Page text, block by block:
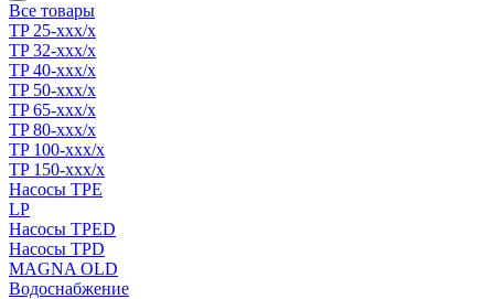
Все товары
TP 25-xxx/x
TP 32-xxx/x
TP 40-xxx/x
TP 50-xxx/x
TP 65-xxx/x
TP 80-xxx/x
TP 100-xxx/x
TP 150-xxx/x
Насосы TPE
LP
Насосы TPED
Насосы TPD
MAGNA OLD
Водоснабжение